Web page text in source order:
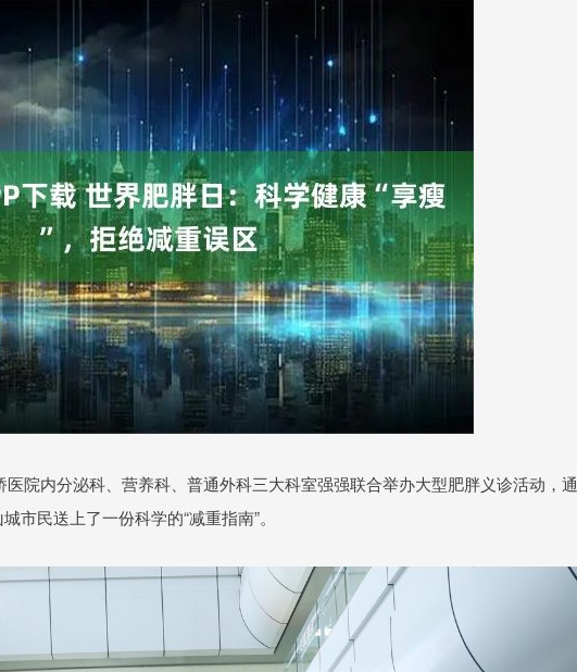
院内分泌科、营养科、普通外科三大科室强强联合举办大型肥胖义诊活动，通
市民送上了一份科学的“减重指南”。